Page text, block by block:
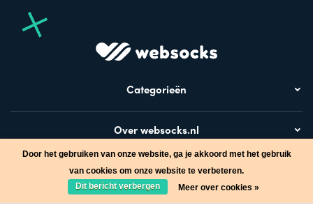
Categorieën
Over websocks.nl
Bezoek ook
Door het gebruiken van onze website, ga je akkoord met het gebruik
van cookies om onze website te verbeteren.
Dit bericht verbergen
Meer over cookies »